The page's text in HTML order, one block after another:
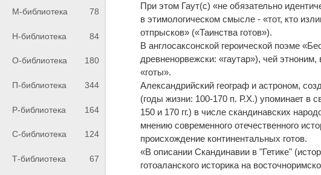
М-библиотека 78
Н-библиотека 84
О-библиотека 180
П-библиотека 344
Р-библиотека 164
С-библиотека 124
Т-библиотека 67
При этом Гаут(с) «не обязательно
в этимологическом смысле - «тот, кто
отпрысков» («Таинства готов»).
В англосаксонской героической поэме
древненорвежски: «гаутар»), чей
«готы».
Александрийский географ и астроном,
(годы жизни: 100-170 п. Р.Х.) упоминает в
150 и 170 гг.) в числе скандинавских
мнению современного отечественного
происхождение континентальных готов.
«В описании Скандинавии в "Гетике"
готоаланского историка на